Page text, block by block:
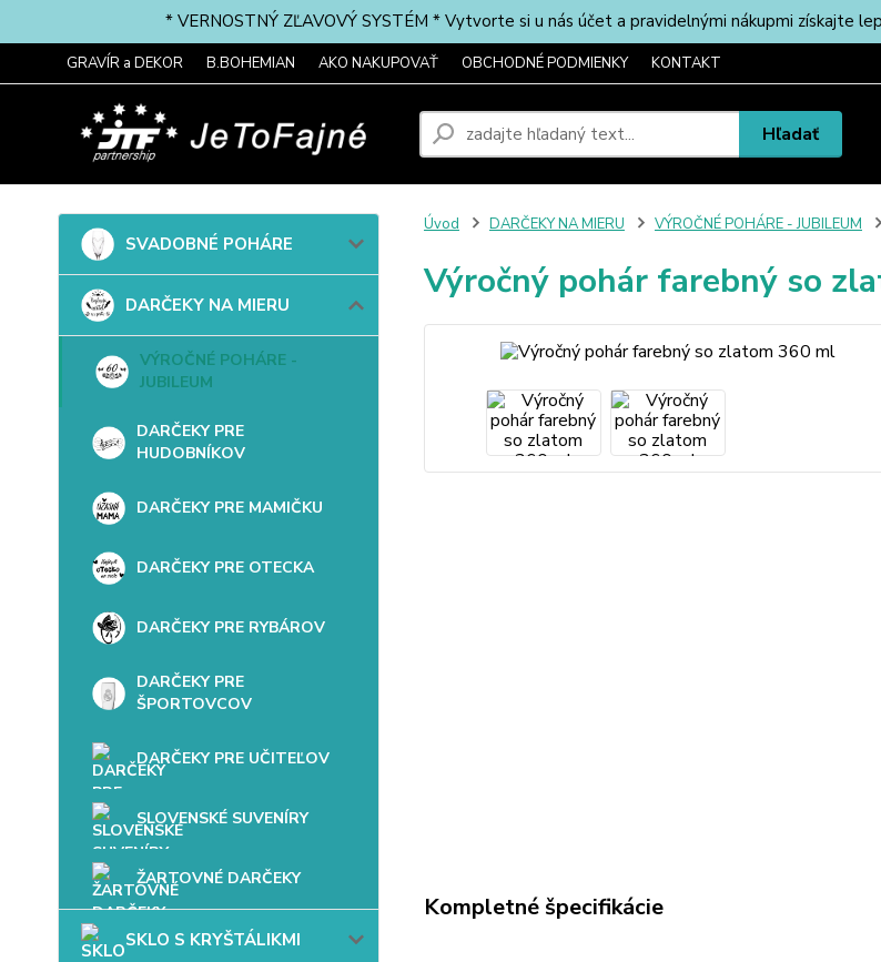
* VERNOSTNÝ ZĽAVOVÝ SYSTÉM * Vytvorte si u nás účet a pravidelnými nákupmi získajte
GRAVÍR a DEKOR B.BOHEMIAN AKO NAKUPOVAŤ OBCHODNÉ PODMIENKY KONTAKT
Hľadať
SVADOBNÉ POHÁRE
DARČEKY NA MIERU
VÝROČNÉ POHÁRE -
JUBILEUM
DARČEKY PRE
HUDOBNÍKOV
DARČEKY PRE MAMIČKU
DARČEKY PRE OTECKA
DARČEKY PRE RYBÁROV
DARČEKY PRE
ŠPORTOVCOV
DARČEKY PRE UČITEĽOV
SLOVENSKÉ SUVENÍRY
ŽARTOVNÉ DARČEKY
SKLO S KRYŠTÁLIKMI
Úvod DARČEKY NA MIERU VÝROČNÉ POHÁRE - JUBILEUM
Výročný pohár farebný so
Kompletné špecifikácie